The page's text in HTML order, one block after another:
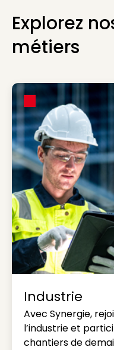
Explorez
métiers
Industrie
Avec Synergie,
l’industrie et
chantiers de